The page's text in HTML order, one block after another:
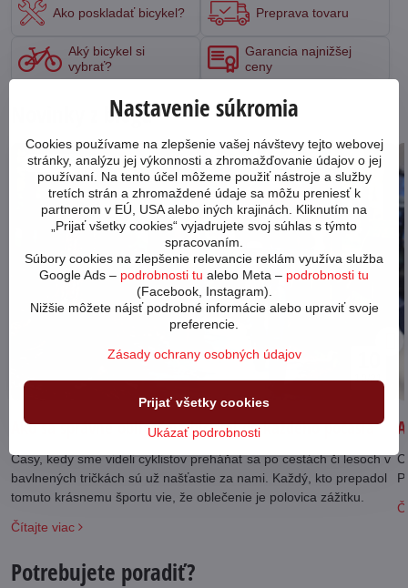
Novinky z blogu
17527
10/21
Ako sa správne obliecť na bicykel do každého počasia
Časy, kedy sme videli cyklistov preháňať sa po cestách či lesoch v
bavlnených tričkách sú už našťastie za nami. Každý, kto prepadol
tomuto krásnemu športu vie, že oblečenie je polovica zážitku.
Čítajte viac
Ako poskladať bicykel? Preprava tovaru
Aký bicykel si
vybrať?
Garancia najnižšej
ceny
Potrebujete poradiť?
Nastavenie súkromia
Cookies používame na zlepšenie vašej návštevy tejto webovej
stránky, analýzu jej výkonnosti a zhromažďovanie údajov o jej
používaní. Na tento účel môžeme použiť nástroje a služby
tretích strán a zhromaždené údaje sa môžu preniesť k
partnerom v EÚ, USA alebo iných krajinách. Kliknutím na
„Prijať všetky cookies“ vyjadrujete svoj súhlas s týmto
spracovaním.
Súbory cookies na zlepšenie relevancie reklám využíva služba
Google Ads – podrobnosti tu alebo Meta – podrobnosti tu
(Facebook, Instagram).
Nižšie môžete nájsť podrobné informácie alebo upraviť svoje
preferencie.
Zásady ochrany osobných údajov
Ukázať podrobnosti
Prijať všetky cookies